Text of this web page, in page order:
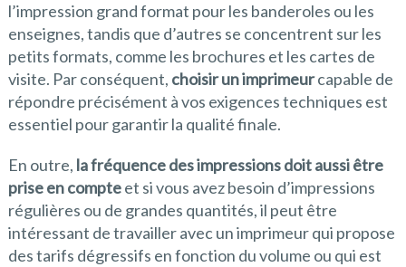
l’impression grand format pour les banderoles ou les
enseignes, tandis que d’autres se concentrent sur les
petits formats, comme les brochures et les cartes de
visite. Par conséquent, choisir un imprimeurcapable de
répondre précisément à vos exigences techniques est
essentiel pour garantir la qualité finale.
En outre, la fréquence des impressions doit aussi être
prise en compteet si vous avez besoin d’impressions
régulières ou de grandes quantités, il peut être
intéressant de travailler avec un imprimeur qui propose
des tarifs dégressifs en fonction du volume ou qui est